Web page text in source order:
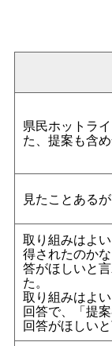
県民ホットラ
た、提案も含
見たことある
取り組みはよ
得されたのか
答がほしいと
た。
取り組みはよ
回答で、「提
回答がほしい